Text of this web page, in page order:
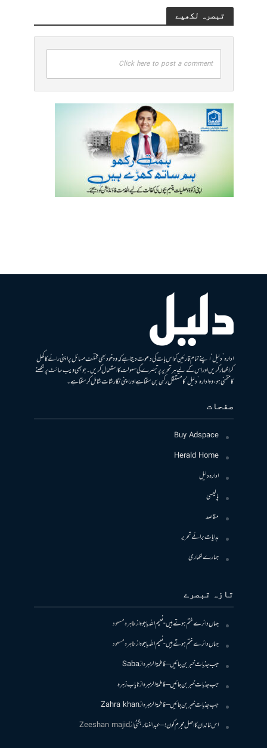
تبصرہ لکھیے
Click here to post a comment
ادارہ ’دلیل‘ اپنے تمام قارئین کو اس بات کی دعوت دیتا ہے کہ وہ خود بھی مختلف مسائل پر اپنی رائے کا کھل
کر اظہار کریں اور اس کے لیے ہر تحریر پر تبصرے کی سہولت کا استعمال کریں۔ جو بھی ویب سائٹ پر لکھنے
کا متمنی ہو، وہ ادارہ ’دلیل‘ کا مستقل رکن بن سکتا ہے اور اپنی نگارشات شامل کرسکتا ہے۔
صفحات
Buy Adspace
Herald Home
ادارہ دلیل
پالیسی
مقاصد
ہدایات برائے تحریر
ہمارے لکھاری
تازہ تبصرے
جہاں دائرے ختم ہوتے ہیں- نعیم اللہ باجوہازطاہرہ مسعود
جہاں دائرے ختم ہوتے ہیں- نعیم اللہ باجوہازطاہرہ مسعود
جب جذبات خبر بن جائیں – فاطمۃالزہرہازSaba
جب جذبات خبر بن جائیں – فاطمۃالزہرہازنایاب زہرہ
جب جذبات خبر بن جائیں – فاطمۃالزہرہازZahra khan
اس خاندان کا اصل مجرم کون! – عبدالغفار بگٹیازZeeshan majid